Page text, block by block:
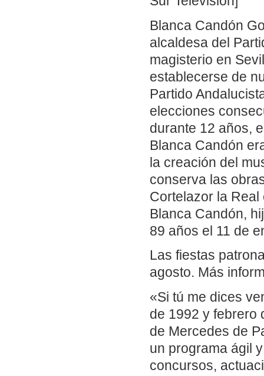
Blanca Candón
alcaldesa del
magisterio en
establecerse de
Partido
elecciones
durante 12 años,
Blanca Candón
la creación del
conserva las
Cortelazor la
Blanca Candón,
89 años el 11 de
Las fiestas
agosto. Más
«Si tú me dices
de 1992 y febrero
de Mercedes de
un programa ágil
concursos,